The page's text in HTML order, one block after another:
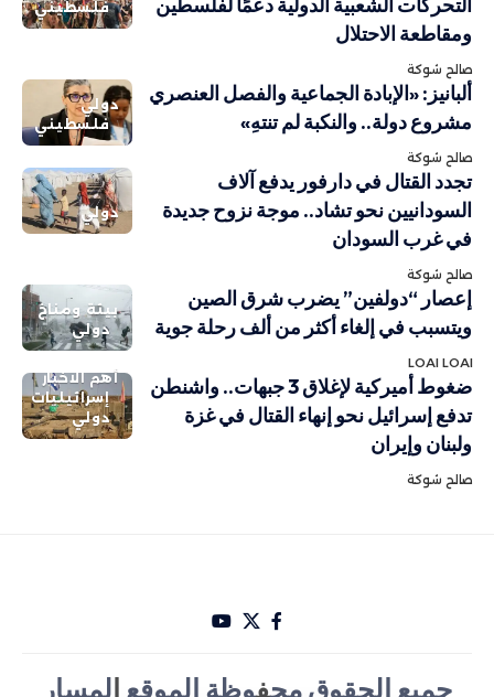
فلسطيني
ومقاطعة الاحتلال
صالح شوكة
دولي
فلسطيني
ألبانيز: «الإبادة الجماعية والفصل العنصري
مشروع دولة.. والنكبة لم تنتهِ»
صالح شوكة
دولي
تجدد القتال في دارفور يدفع آلاف
السودانيين نحو تشاد.. موجة نزوح جديدة
في غرب السودان
صالح شوكة
بيئة ومناخ
دولي
إعصار “دولفين” يضرب شرق الصين
ويتسبب في إلغاء أكثر من ألف رحلة جوية
LOAI LOAI
أهم الاخبار
إسرائيليات
دولي
ضغوط أميركية لإغلاق 3 جبهات.. واشنطن
تدفع إسرائيل نحو إنهاء القتال في غزة
ولبنان وإيران
صالح شوكة
جميع الحقوق محفوظة الموقع المسار